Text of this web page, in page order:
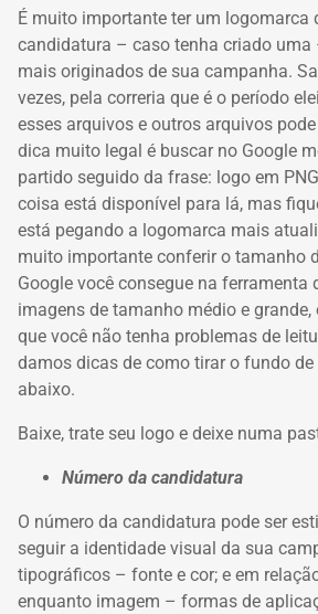
É muito importante ter um logomarca
candidatura – caso tenha criado
mais originados de sua campanha.
vezes, pela correria que é o período
esses arquivos e outros arquivos
dica muito legal é buscar no Google
partido seguido da frase: logo em
coisa está disponível para lá, mas
está pegando a logomarca mais
muito importante conferir o tamanho
Google você consegue na ferramenta
imagens de tamanho médio e
que você não tenha problemas de
damos dicas de como tirar o fundo
abaixo.
Baixe, trate seu logo e deixe numa
Número da candidatura
O número da candidatura pode ser
seguir a identidade visual da sua
tipográficos – fonte e cor; e em
enquanto imagem – formas de